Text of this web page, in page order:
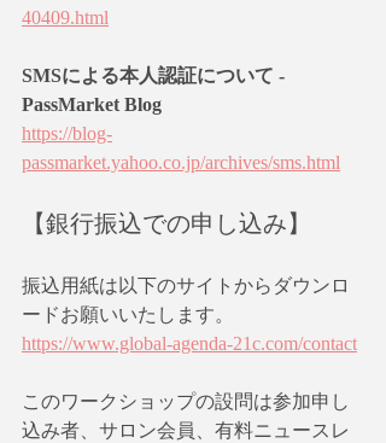
40409.html
SMSによる本人認証について -
PassMarket Blog
https://blog-
passmarket.yahoo.co.jp/archives/sms.html
【銀行振込での申し込み】
振込用紙は以下のサイトからダウンロ
ードお願いいたします。
https://www.global-agenda-21c.com/contact
このワークショップの設問は参加申し
込み者、サロン会員、有料ニュースレ